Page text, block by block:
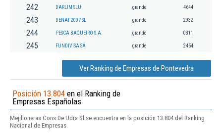
242 DARLIM SLU grande 4644
243 DENAT 2007 SL grande 2932
244 PESCA BAQUEIRO S.A. grande 0311
245 FUNDIVISA SA grande 2454
Ver Ranking de Empresas de Pontevedra
Posición 13.804 en el Ranking de
Empresas Españolas
Mejilloneras Cons De Udra Sl se encuentra en la posición 13.804 del Ranking
Nacional de Empresas.